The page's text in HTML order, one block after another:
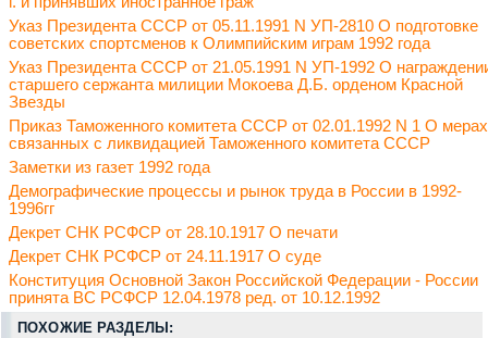
Указ Президента СССР от 05.11.1991 N УП-2810 О подготовке
советских спортсменов к Олимпийским играм 1992 года
Указ Президента СССР от 21.05.1991 N УП-1992 О
старшего сержанта милиции Мокоева Д.Б. орденом Красной
Звезды
Приказ Таможенного комитета СССР от 02.01.1992 N 1 О
связанных с ликвидацией Таможенного комитета СССР
Заметки из газет 1992 года
Демографические процессы и рынок труда в России в 1992-
1996гг
Декрет СНК РСФСР от 28.10.1917 О печати
Декрет СНК РСФСР от 24.11.1917 О суде
Конституция Основной Закон Российской Федерации - России
принята ВС РСФСР 12.04.1978 ред. от 10.12.1992
ПОХОЖИЕ РАЗДЕЛЫ: